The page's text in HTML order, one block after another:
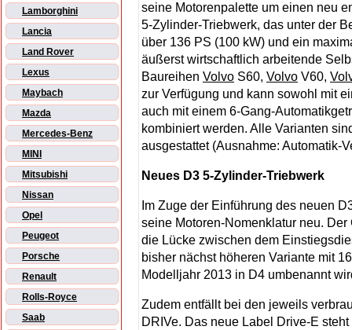
Lamborghini
Lancia
Land Rover
Lexus
Maybach
Mazda
Mercedes-Benz
MINI
Mitsubishi
Nissan
Opel
Peugeot
Porsche
Renault
Rolls-Royce
Saab
seine Motorenpalette um einen neu
5-Zylinder-Triebwerk, das unter der
über 136 PS (100 kW) und ein
äußerst wirtschaftlich arbeitende
Baureihen Volvo S60, Volvo V60,
zur Verfügung und kann sowohl mit
auch mit einem 6-Gang-
kombiniert werden. Alle Varianten
ausgestattet (Ausnahme: Automatik-
Neues D3 5-Zylinder-Triebwerk
Im Zuge der Einführung des neuen
seine Motoren-Nomenklatur neu.
die Lücke zwischen dem
bisher nächst höheren Variante mit
Modelljahr 2013 in D4 umbenannt
Zudem entfällt bei den jeweils
DRIVe. Das neue Label Drive-E